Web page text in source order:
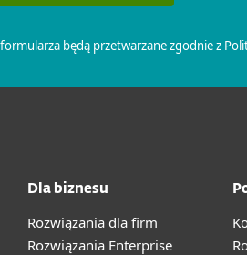
Dla biznesu
Rozwiązania dla firm
Rozwiązania Enterprise